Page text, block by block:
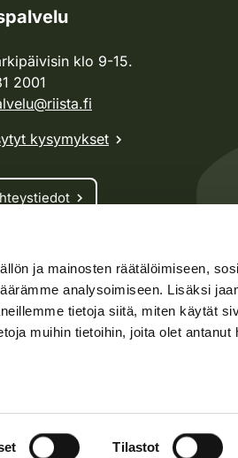
ja mainosten räätälöimiseen,
analysoimiseen. Lisäksi
tietoja siitä, miten käytät
muihin tietoihin, joita olet antanut
Tilastot
klo 9-15.
2001
kysymykset
asiat
-asiat